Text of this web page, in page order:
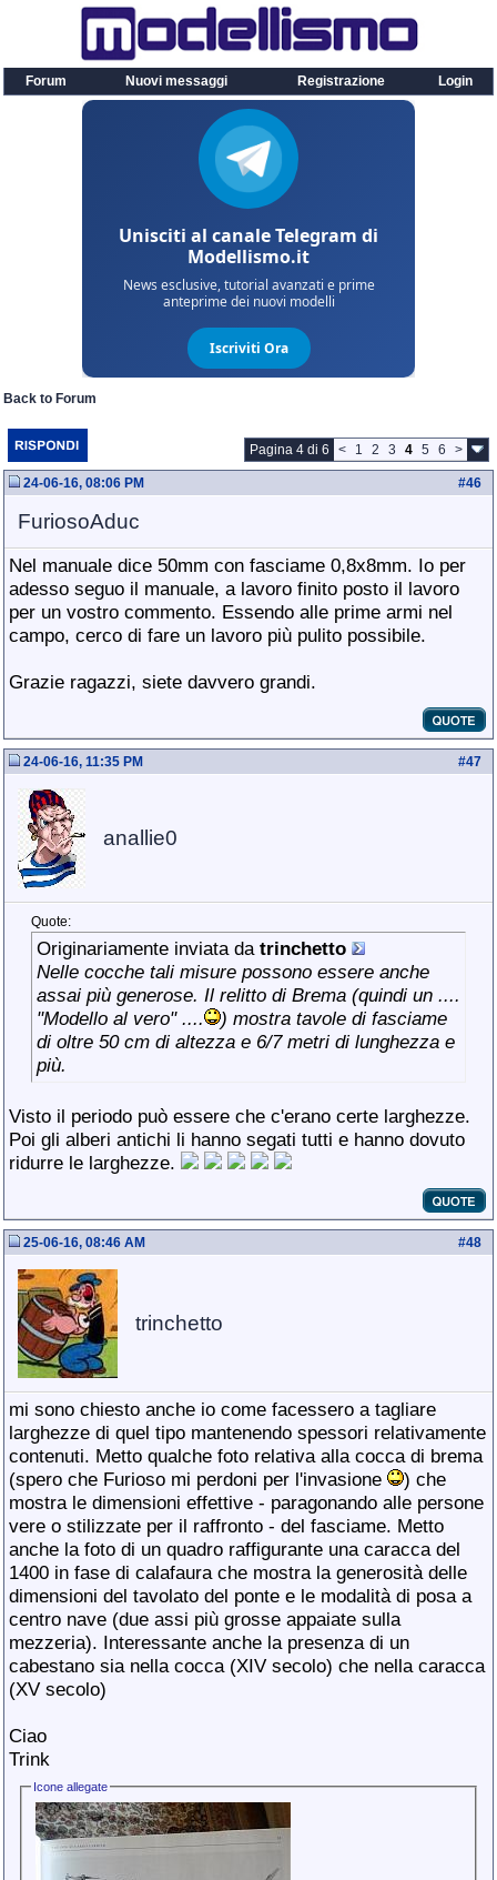
Forum Nuovi messaggi Registrazione Login
Back to Forum
Pagina 4 di 6 < 1 2 3 4 5 6 >
#46
24-06-16, 08:06 PM
FuriosoAduc
Nel manuale dice 50mm con fasciame 0,8x8mm. Io per
adesso seguo il manuale, a lavoro finito posto il lavoro
per un vostro commento. Essendo alle prime armi nel
campo, cerco di fare un lavoro più pulito possibile.
Grazie ragazzi, siete davvero grandi.
#47
24-06-16, 11:35 PM
anallie0
Quote:
Originariamente inviata da trinchetto
Nelle cocche tali misure possono essere anche
assai più generose. Il relitto di Brema (quindi un ....
"Modello al vero" ....
) mostra tavole di fasciame
di oltre 50 cm di altezza e 6/7 metri di lunghezza e
più.
Visto il periodo può essere che c'erano certe larghezze.
Poi gli alberi antichi li hanno segati tutti e hanno dovuto
ridurre le larghezze.
#48
25-06-16, 08:46 AM
trinchetto
mi sono chiesto anche io come facessero a tagliare
larghezze di quel tipo mantenendo spessori relativamente
contenuti. Metto qualche foto relativa alla cocca di brema
(spero che Furioso mi perdoni per l'invasione
) che
mostra le dimensioni effettive - paragonando alle persone
vere o stilizzate per il raffronto - del fasciame. Metto
anche la foto di un quadro raffigurante una caracca del
1400 in fase di calafaura che mostra la generosità delle
dimensioni del tavolato del ponte e le modalità di posa a
centro nave (due assi più grosse appaiate sulla
mezzeria). Interessante anche la presenza di un
cabestano sia nella cocca (XIV secolo) che nella caracca
(XV secolo)
Ciao
Trink
Icone allegate